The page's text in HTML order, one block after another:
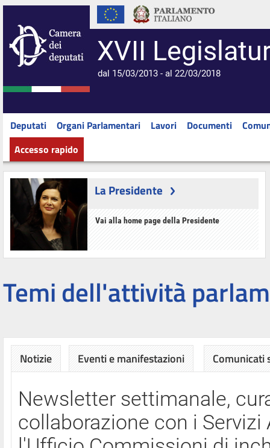
XVII
dal 15/03/2013 - al 22/03/2018
Deputati Organi Parlamentari Lavori Documenti
Accesso rapido
La Presidente
Vai alla home page della Presidente
Temi dell'attività
Notizie Eventi e manifestazioni Comunicati
Newsletter settimanale,
collaborazione con i